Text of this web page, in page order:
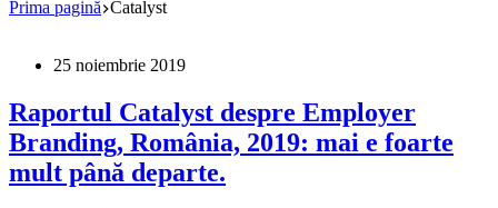
Prima pagină Catalyst
25 noiembrie 2019
Raportul Catalyst despre Employer
Branding, România, 2019: mai e foarte
mult până departe.